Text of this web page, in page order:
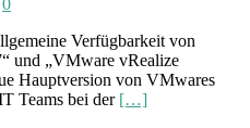
Verfügbarkeit von
und „VMware vRealize
Hauptversion von VMwares
Teams bei der […]